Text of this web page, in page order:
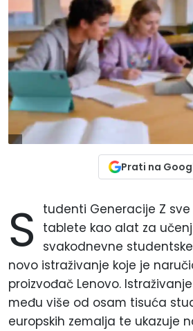
Prati na
S
tudenti Generacije Z
tablete kao alat za
svakodnevne
novo istraživanje koje je
proizvođač Lenovo.
među više od osam tisuća
europskih zemalja te ukazuje